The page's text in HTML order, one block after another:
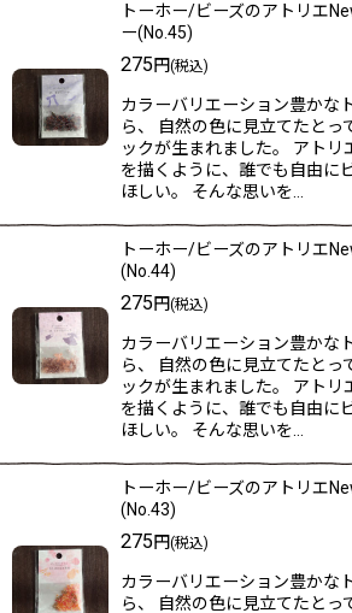
トーホー/ビーズのアトリエ
ー(No.45)
275円(税込)
カラーバリエーション豊かな
ら、 自然の色に見立てたとっ
ックが生まれました。 アトリ
を描くように、誰でも自由に
ほしい。 そんな思いを…
トーホー/ビーズのアトリエ
(No.44)
275円(税込)
カラーバリエーション豊かな
ら、 自然の色に見立てたとっ
ックが生まれました。 アトリ
を描くように、誰でも自由に
ほしい。 そんな思いを…
トーホー/ビーズのアトリエ
(No.43)
275円(税込)
カラーバリエーション豊かな
ら、 自然の色に見立てたとっ